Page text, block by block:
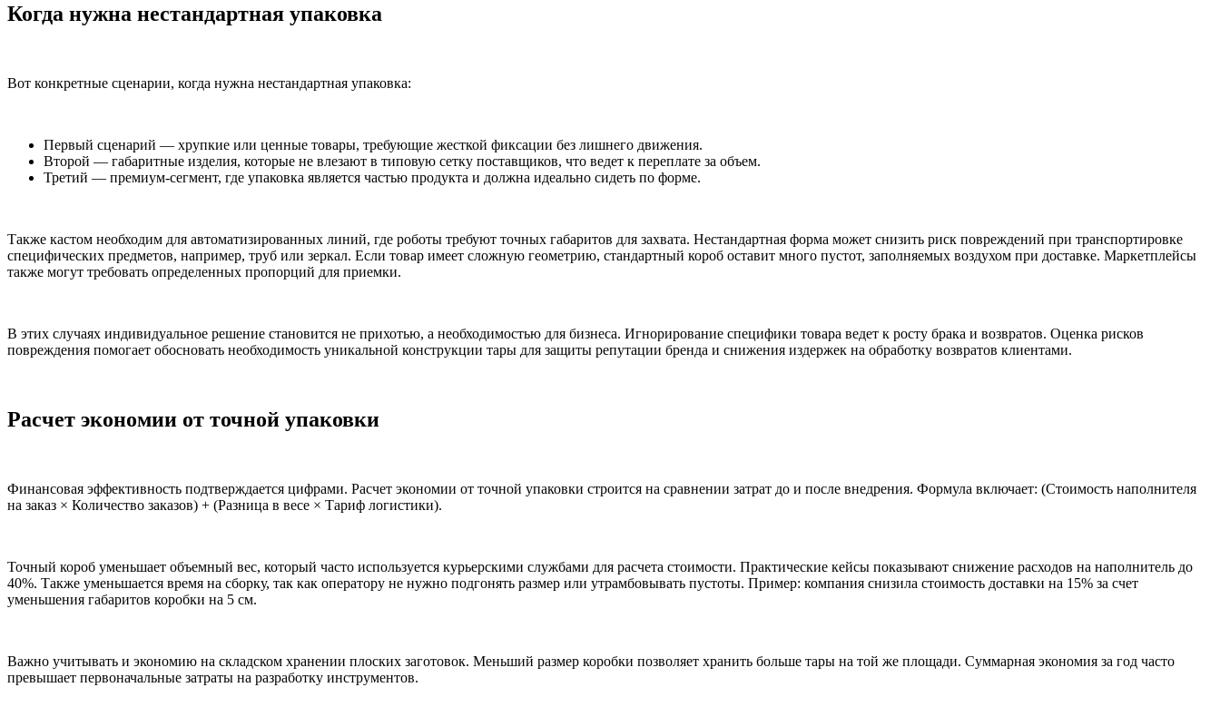
Когда нужна нестандартная упаковка
Вот конкретные сценарии, когда нужна нестандартная упаковка:
Первый сценарий — хрупкие или ценные товары, требующие жесткой фиксации без лишнего движения.
Второй — габаритные изделия, которые не влезают в типовую сетку поставщиков, что ведет к переплате за объем.
Третий — премиум-сегмент, где упаковка является частью продукта и должна идеально сидеть по форме.
Также кастом необходим для автоматизированных линий, где роботы требуют точных габаритов для захвата. Нестандартная форма может снизить риск повреждений при транспортировке
специфических предметов, например, труб или зеркал. Если товар имеет сложную геометрию, стандартный короб оставит много пустот, заполняемых воздухом при доставке. Маркетплейсы
также могут требовать определенных пропорций для приемки.
В этих случаях индивидуальное решение становится не прихотью, а необходимостью для бизнеса. Игнорирование специфики товара ведет к росту брака и возвратов. Оценка рисков
повреждения помогает обосновать необходимость уникальной конструкции тары для защиты репутации бренда и снижения издержек на обработку возвратов клиентами.
Расчет экономии от точной упаковки
Финансовая эффективность подтверждается цифрами. Расчет экономии от точной упаковки строится на сравнении затрат до и после внедрения. Формула включает: (Стоимость наполнителя
на заказ × Количество заказов) + (Разница в весе × Тариф логистики).
Точный короб уменьшает объемный вес, который часто используется курьерскими службами для расчета стоимости. Практические кейсы показывают снижение расходов на наполнитель до
40%. Также уменьшается время на сборку, так как оператору не нужно подгонять размер или утрамбовывать пустоты. Пример: компания снизила стоимость доставки на 15% за счет
уменьшения габаритов коробки на 5 см.
Важно учитывать и экономию на складском хранении плоских заготовок. Меньший размер коробки позволяет хранить больше тары на той же площади. Суммарная экономия за год часто
превышает первоначальные затраты на разработку инструментов.